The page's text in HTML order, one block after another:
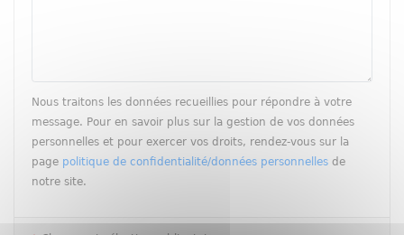
Nous traitons les données recueillies pour répondre à votre
message. Pour en savoir plus sur la gestion de vos données
personnelles et pour exercer vos droits, rendez-vous sur la
page politique de confidentialité/données personnellesde
notre site.